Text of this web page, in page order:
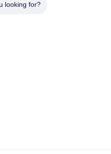
looking for?